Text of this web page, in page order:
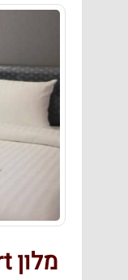
מלון Suwan Palm Resort